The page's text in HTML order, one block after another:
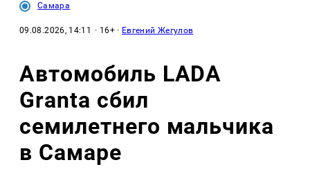
Самара
09.08.2026, 14:11 · 16+ · Евгений Жегулов
Автомобиль LADA
Granta сбил
семилетнего мальчика
в Самаре